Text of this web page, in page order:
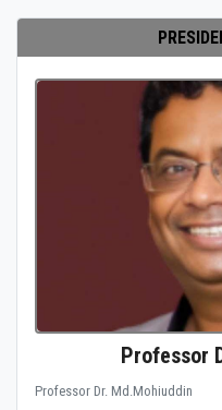
Professor
Professor Dr. Md.Mohiuddin